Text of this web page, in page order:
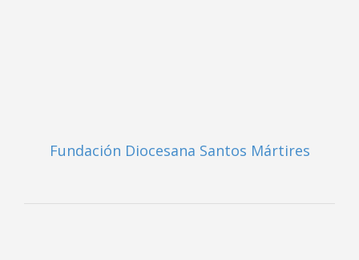
Fundación Diocesana Santos Mártires